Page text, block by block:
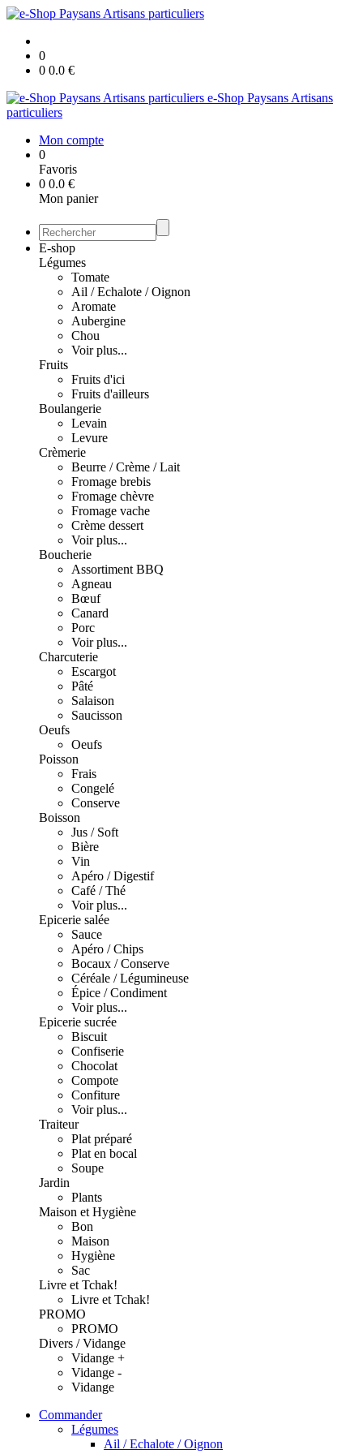
0
0 0.0 €
e-Shop Paysans Artisans
particuliers
Mon compte
0
Favoris
0 0.0 €
Mon panier
E-shop
Légumes
Tomate
Ail / Echalote / Oignon
Aromate
Aubergine
Chou
Voir plus...
Fruits
Fruits d'ici
Fruits d'ailleurs
Boulangerie
Levain
Levure
Crèmerie
Beurre / Crème / Lait
Fromage brebis
Fromage chèvre
Fromage vache
Crème dessert
Voir plus...
Boucherie
Assortiment BBQ
Agneau
Bœuf
Canard
Porc
Voir plus...
Charcuterie
Escargot
Pâté
Salaison
Saucisson
Oeufs
Oeufs
Poisson
Frais
Congelé
Conserve
Boisson
Jus / Soft
Bière
Vin
Apéro / Digestif
Café / Thé
Voir plus...
Epicerie salée
Sauce
Apéro / Chips
Bocaux / Conserve
Céréale / Légumineuse
Épice / Condiment
Voir plus...
Epicerie sucrée
Biscuit
Confiserie
Chocolat
Compote
Confiture
Voir plus...
Traiteur
Plat préparé
Plat en bocal
Soupe
Jardin
Plants
Maison et Hygiène
Bon
Maison
Hygiène
Sac
Livre et Tchak!
Livre et Tchak!
PROMO
PROMO
Divers / Vidange
Vidange +
Vidange -
Vidange
Commander
Légumes
Ail / Echalote / Oignon